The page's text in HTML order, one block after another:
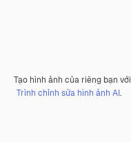
Tạo hình ảnh của riêng bạn với
Trình chỉnh sửa hình ảnh AI.